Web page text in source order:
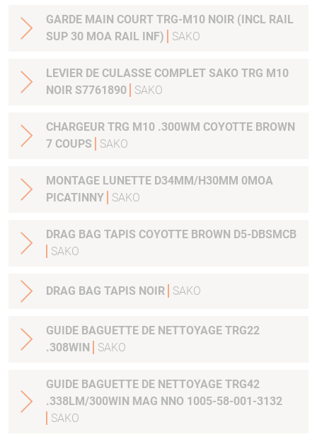
GARDE MAIN COURT TRG-M10 NOIR (INCL RAIL
SUP 30 MOA RAIL INF)
SAKO
LEVIER DE CULASSE COMPLET SAKO TRG M10
NOIR S7761890
SAKO
CHARGEUR TRG M10 .300WM COYOTTE BROWN
7 COUPS
SAKO
MONTAGE LUNETTE D34MM/H30MM 0MOA
PICATINNY
SAKO
DRAG BAG TAPIS COYOTTE BROWN D5-DBSMCB
SAKO
DRAG BAG TAPIS NOIR SAKO
GUIDE BAGUETTE DE NETTOYAGE TRG22
.308WIN
SAKO
GUIDE BAGUETTE DE NETTOYAGE TRG42
.338LM/300WIN MAG NNO 1005-58-001-3132
SAKO